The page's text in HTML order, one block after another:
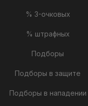
% 3-очковых
% штрафных
Подборы
Подборы в защите
Подборы в нападении